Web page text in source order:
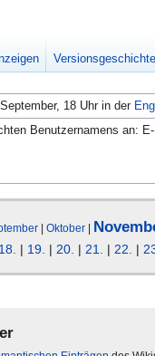
18 Uhr in der
Benutzernamens an:
| Oktober |
18. | 19. | 20. | 21. | 22. |
Versionsgeschichte